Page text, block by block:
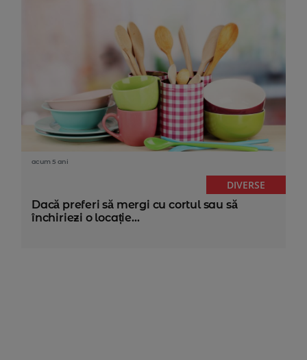
acum 5 ani
DIVERSE
Dacă preferi să mergi cu cortul sau să
închiriezi o locație...